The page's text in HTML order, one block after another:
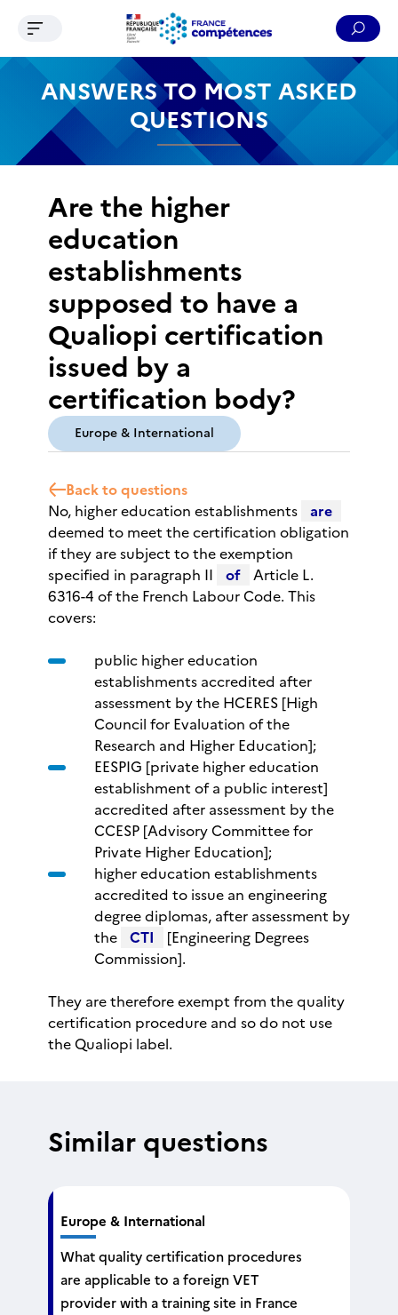
Contenu Recherche Menu Pied de page
Ouvrir le menu de navigation
ANSWERS TO MOST ASKED
QUESTIONS
Are the higher
education
establishments
supposed to have a
Qualiopi certification
issued by a
certification body?
Europe & International
Back to questions
No, higher education establishments are
deemed to meet the certification obligation
if they are subject to the exemption
specified in paragraph II
of Article L.
6316-4 of the French Labour Code. This
covers:
public higher education
establishments accredited after
assessment by the HCERES [High
Council for Evaluation of the
Research and Higher Education];
EESPIG [private higher education
establishment of a public interest]
accredited after assessment by the
CCESP [Advisory Committee for
Private Higher Education];
higher education establishments
accredited to issue an engineering
degree diplomas, after assessment by
the CTI
[Engineering Degrees
Commission].
They are therefore exempt from the quality
certification procedure and so do not use
the Qualiopi label.
Similar questions
Europe & International
What quality certification procedures
are applicable to a foreign VET
provider with a training site in France